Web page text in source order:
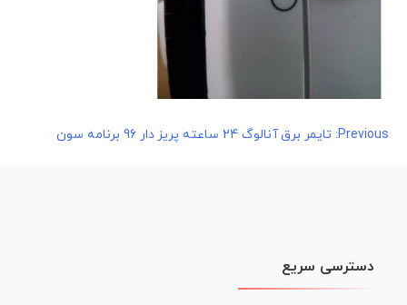
راهبری
Previous: تایمر برق آنالوگ 24 ساعته پریز دار 96 برنامه سون
دسترسی سریع